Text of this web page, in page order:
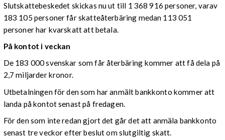
Slutskattebeskedet skickas nu ut till 1 368 916 personer, varav
183 105 personer får skatteåterbäring medan 113 051
personer har kvarskatt att betala.
På kontot i veckan
De 183 000 svenskar som får återbäring kommer att få dela på
2,7 miljarder kronor.
Utbetalningen för den som har anmält bankkonto kommer att
landa på kontot senast på fredagen.
För den som inte redan gjort det går det att anmäla bankkonto
senast tre veckor efter beslut om slutgiltig skatt.